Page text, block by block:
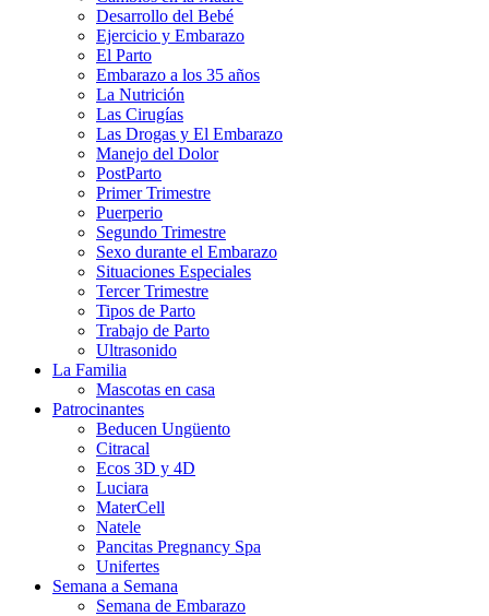
Desarrollo del Bebé
Ejercicio y Embarazo
El Parto
Embarazo a los 35 años
La Nutrición
Las Cirugías
Las Drogas y El Embarazo
Manejo del Dolor
PostParto
Primer Trimestre
Puerperio
Segundo Trimestre
Sexo durante el Embarazo
Situaciones Especiales
Tercer Trimestre
Tipos de Parto
Trabajo de Parto
Ultrasonido
La Familia
Mascotas en casa
Patrocinantes
Beducen Ungüento
Citracal
Ecos 3D y 4D
Luciara
MaterCell
Natele
Pancitas Pregnancy Spa
Unifertes
Semana a Semana
Semana de Embarazo